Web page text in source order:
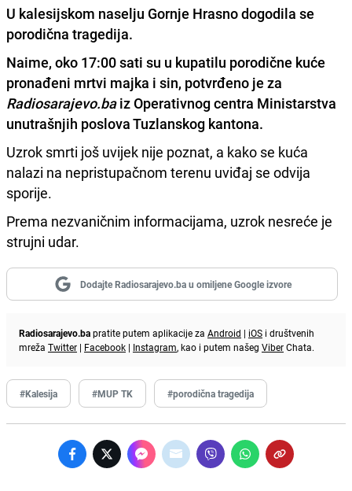
U kalesijskom naselju Gornje Hrasno dogodila se
porodična tragedija.
Naime, oko 17:00 sati su u kupatilu porodične kuće
pronađeni mrtvi majka i sin, potvrđeno je za
Radiosarajevo.baiz Operativnog centra Ministarstva
unutrašnjih poslova Tuzlanskog kantona.
Uzrok smrti još uvijek nije poznat, a kako se kuća
nalazi na nepristupačnom terenu uviđaj se odvija
sporije.
Prema nezvaničnim informacijama, uzrok nesreće je
strujni udar.
Dodajte Radiosarajevo.ba u omiljene Google izvore
Radiosarajevo.bapratite putem aplikacije za Android | iOS i društvenih
mreža Twitter | Facebook | Instagram, kao i putem našeg ViberChata.
#Kalesija #MUP TK #porodična tragedija